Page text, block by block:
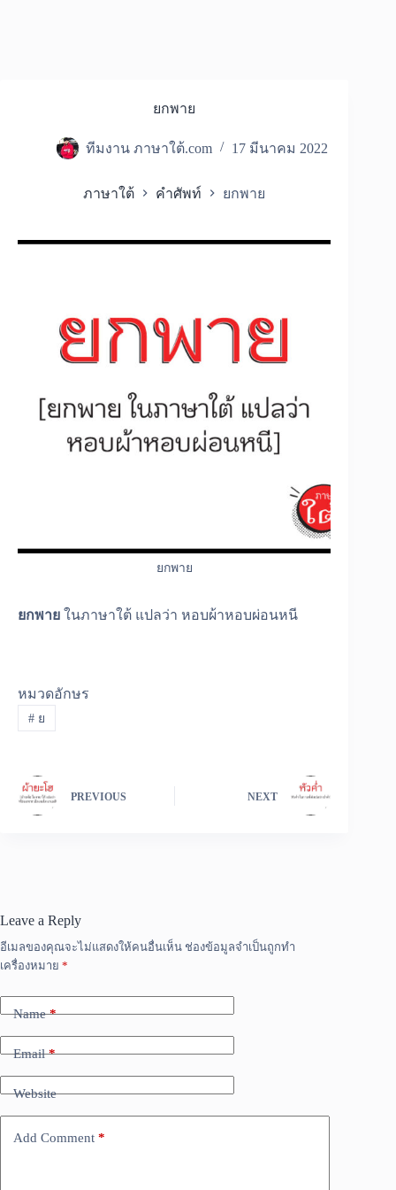
ยกพาย
ทีมงาน ภาษาใต้.com 17 มีนาคม 2022
ภาษาใต้ คำศัพท์ ยกพาย
ยกพาย
ยกพาย ในภาษาใต้ แปลว่า หอบผ้าหอบผ่อนหนี
หมวดอักษร
#ย
PREVIOUS NEXT
Leave a Reply
อีเมลของคุณจะไม่แสดงให้คนอื่นเห็น ช่องข้อมูลจำเป็นถูกทำ
เครื่องหมาย *
Name*
Email*
Website
Add Comment *